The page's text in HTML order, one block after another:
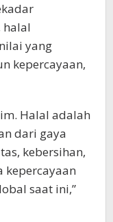
halal
yang
kepercayaan,
Halal adalah
dari gaya
kebersihan,
kepercayaan
saat ini,”